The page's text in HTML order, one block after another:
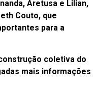
Aretusa e Lilian,
Couto, que
para a
coletiva do
mais informações